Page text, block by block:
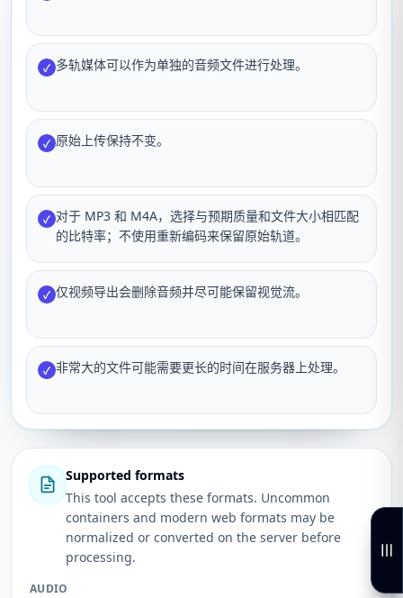
✓ 多轨媒体可以作为单独的音频文件进行处理。
✓ 原始上传保持不变。
✓ 对于 MP3 和 M4A，选择与预期质量和文件大小相匹配
的比特率；不使用重新编码来保留原始轨道。
✓ 仅视频导出会删除音频并尽可能保留视觉流。
✓ 非常大的文件可能需要更长的时间在服务器上处理。
Supported formats
This tool accepts these formats. Uncommon
containers and modern web formats may be
normalized or converted on the server before
processing.
AUDIO